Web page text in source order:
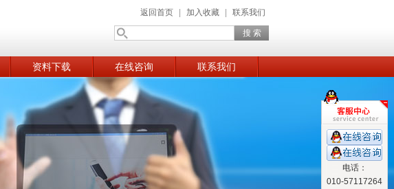
返回首页 加入收藏 联系我们
资料下载 在线咨询 联系我们
电话：
010-57117264